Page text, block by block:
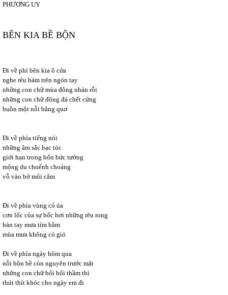
PHƯƠNG UY
BÊN KIA BỀ BỘN
Đi về phí bên kia ô cửa
nghe rêu bám trên ngón tay
những con chữ mùa đông nhàn rỗi
những con chữ đông đá chết cứng
buồn một nỗi bâng quơ
Đi về phía tiếng nói
những âm sắc bạc tóc
giới hạn trong bốn bức tường
mộng du chuếnh choáng
vỗ vào bờ môi câm
Đi về phía vùng cỏ úa
cơn lốc của sự bốc hơi những rêu rong
bàn tay mưa tím bầm
mùa mưa không có gió
Đi về phía ngày hôm qua
nỗi bộn bề còn nguyên trước mặt
những con chữ bổi hổi thầm thì
thút thít khóc cho ngày em đi